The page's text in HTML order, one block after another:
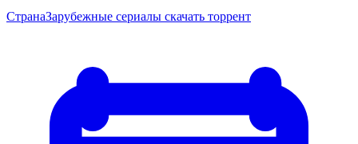
СтранаЗарубежные сериалы скачать торрент